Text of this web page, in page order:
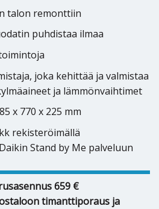
talon remonttiin
puhdistaa ilmaa
joka kehittää ja valmistaa
ja lämmönvaihtimet
x 770 x 225 mm
rekisteröimällä
Stand by Me palveluun
659 €
timanttiporaus ja